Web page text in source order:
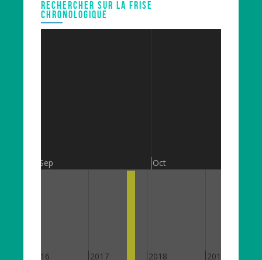
RECHERCHER SUR LA FRISE
CHRONOLOGIQUE
Sep Oct
2016 2017 2018 2019